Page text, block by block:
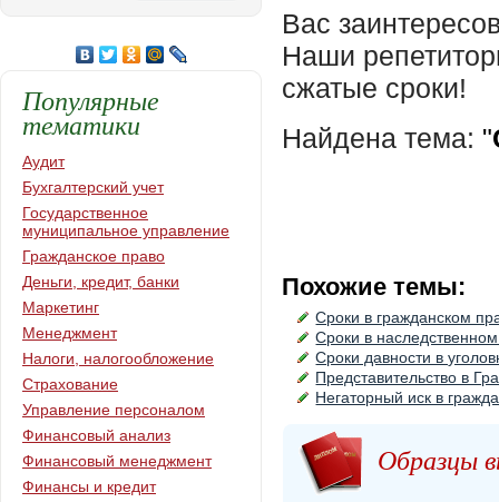
Вас
Наши
сжатые сроки!
Найдена тема: "
Похожие темы:
Сроки в гражданском
Сроки в
Сроки давности в
Представительство в
Негаторный иск в
Образцы
Популярные
тематики
Аудит
Бухгалтерский учет
Государственное
муниципальное управление
Гражданское право
Деньги, кредит, банки
Маркетинг
Менеджмент
Налоги, налогообложение
Страхование
Управление персоналом
Финансовый анализ
Финансовый менеджмент
Финансы и кредит